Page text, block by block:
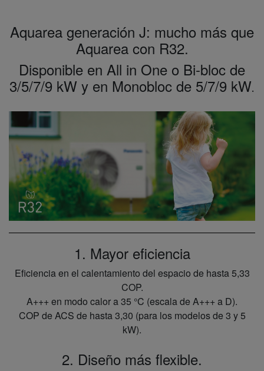
Aquarea generación J: mucho más que
Aquarea con R32.
Disponible en All in One o Bi-bloc de
3/5/7/9 kW y en Monobloc de 5/7/9 kW.
1. Mayor eficiencia
Eficiencia en el calentamiento del espacio de hasta 5,33
COP.
A+++ en modo calor a 35 °C (escala de A+++ a D).
COP de ACS de hasta 3,30 (para los modelos de 3 y 5
kW).
2. Diseño más flexible.